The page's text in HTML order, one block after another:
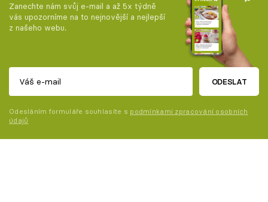
Zanechte nám svůj e-mail a až 5x týdně
vás upozorníme na to nejnovější a nejlepší
z našeho webu.
ODESLAT
Odesláním formuláře souhlasíte s podmínkami zpracování osobních
údajů